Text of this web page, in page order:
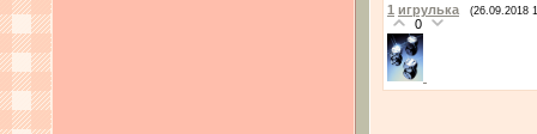
1 игрулька (26.09.2018
0